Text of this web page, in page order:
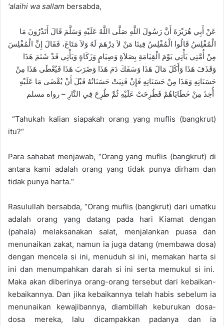
‘alaihi wa sallam bersabda,
عَنْ أَبِي هُرَيْرَةَ أَنَّ رَسُولَ اللَّهِ صَلَّى اللَّهُ عَلَيْهِ وَسَلَّمَ قَالَ أَتَدْرُونَ مَا
الْمُفْلِسُ قَالُوا الْمُفْلِسُ فِينَا مَنْ لاَ دِرْهَمَ لَهُ وَلاَ مَتَاعَ، فَقَالَ إِنَّ الْمُفْلِسَ
مِنْ أُمَّتِي يَأْتِي يَوْمَ الْقِيَامَةِ بِصَلاَةٍ وَصِيَامٍ وَزَكَاةٍ وَيَأْتِي قَدْ شَتَمَ هَذَا
وَقَذَفَ هَذَا وَأَكَلَ مَالَ هَذَا وَسَفَكَ دَمَ هَذَا وَضَرَبَ هَذَا فَيُعْطَى هَذَا مِنْ
حَسَنَاتِهِ وَهَذَا مِنْ حَسَنَاتِهِ فَإِنْ فَنِيَتْ حَسَنَاتُهُ قَبْلَ أَنْ يُقْضَى مَا عَلَيْهِ
أُخِذَ مِنْ خَطَايَاهُمْ فَطُرِحَتْ عَلَيْهِ ثُمَّ طُرِحَ فِي النَّارِ – رواه مسلم
“Tahukah kalian siapakah orang yang muflis (bangkrut)
itu?“
Para sahabat menjawab, “Orang yang muflis (bangkrut) di
antara kami adalah orang yang tidak punya dirham dan
tidak punya harta.“
Rasulullah bersabda, “Orang muflis (bangkrut) dari umatku
adalah orang yang datang pada hari Kiamat dengan
(pahala) melaksanakan salat, menjalankan puasa dan
menunaikan zakat, namun ia juga datang (membawa dosa)
dengan mencela si ini, menuduh si ini, memakan harta si
ini dan menumpahkan darah si ini serta memukul si ini.
Maka akan diberinya orang-orang tersebut dari kebaikan-
kebaikannya. Dan jika kebaikannya telah habis sebelum ia
menunaikan kewajibannya, diambillah keburukan dosa-
dosa mereka, lalu dicampakkan padanya dan ia